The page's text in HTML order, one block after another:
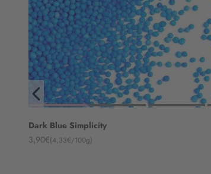
Dark Blue Simplicity
Angebot
3,90€(4,33€/100g)